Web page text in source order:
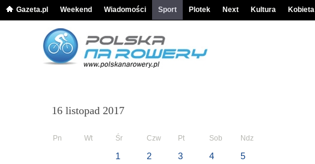
Gazeta.pl Weekend Wiadomości Sport Plotek Next Kultura Kobieta
16 listopad 2017
Pn Wt Śr Czw Pt Sob Ndz
1 2 3 4 5